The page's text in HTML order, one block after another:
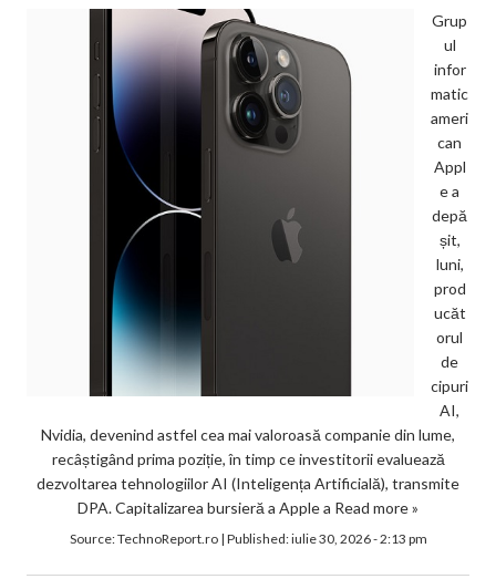
Grup
ul
infor
matic
ameri
can
Appl
e a
depă
șit,
luni,
prod
ucăt
orul
de
cipuri
AI,
Nvidia, devenind astfel cea mai valoroasă companie din lume,
recâștigând prima poziție, în timp ce investitorii evaluează
dezvoltarea tehnologiilor AI (Inteligența Artificială), transmite
DPA. Capitalizarea bursieră a Apple a Read more »
Source:TechnoReport.ro| Published:iulie 30, 2026 - 2:13 pm